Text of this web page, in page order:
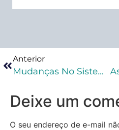
Anterior
Mudanças No Sistema Eletrônico De Execução Unificado (SEEU)
Deixe um
O seu endereço de e-mail